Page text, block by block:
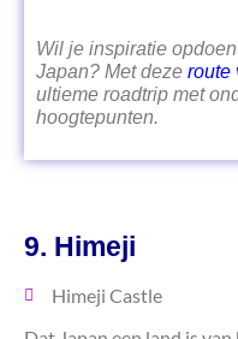
Wil je inspiratie
Japan? Met deze route
ultieme roadtrip met
hoogtepunten.
9. Himeji
Himeji Castle